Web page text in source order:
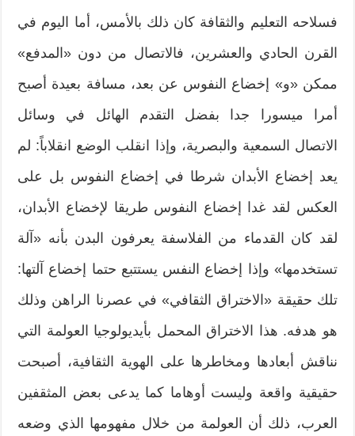
فسلاحه التعليم والثقافة كان ذلك بالأمس، أما اليوم في
القرن الحادي والعشرين، فالاتصال من دون «المدفع»
ممكن «و» إخضاع النفوس عن بعد، مسافة بعيدة أصبح
أمرا ميسورا جدا بفضل التقدم الهائل في وسائل
الاتصال السمعية والبصرية، وإذا انقلب الوضع انقلاباً: لم
يعد إخضاع الأبدان شرطا في إخضاع النفوس بل على
العكس لقد غدا إخضاع النفوس طريقا لإخضاع الأبدان،
لقد كان القدماء من الفلاسفة يعرفون البدن بأنه «آلة
تستخدمها» وإذا إخضاع النفس يستتبع حتما إخضاع آلتها:
تلك حقيقة «الاختراق الثقافي» في عصرنا الراهن وذلك
هو هدفه. هذا الاختراق المحمل بأيديولوجيا العولمة التي
نناقش أبعادها ومخاطرها على الهوية الثقافية، أصبحت
حقيقية واقعة وليست أوهاما كما يدعى بعض المثقفين
العرب، ذلك أن العولمة من خلال مفهومها الذي وضعه